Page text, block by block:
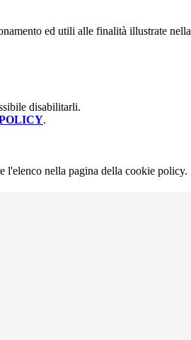
ed utili alle finalità illustrate nella
disabilitarli.
.
l'elenco nella pagina della cookie policy.